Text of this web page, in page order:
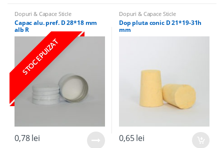
Dopuri & Capace Sticle
Capac alu. pref. D 28*18 mm
alb R
STOC EPUIZAT
0,78lei
Dopuri & Capace Sticle
Dop pluta conic D 21*19-31h
mm
0,65lei